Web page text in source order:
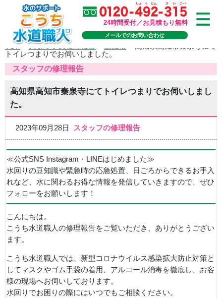
24時間受付／お見積もり無料
メールでのお問い合わせ
TOP>スタッフの修理報告
トイレつまりでお伺いしました。
スタッフの修理報告
高知県高知市秦泉寺にてトイレつまりでお伺いしまし
た。
2023年09月28日 スタッフの修理報告
≪公式SNS Instagram・LINEはじめました≫
水回りの豆知識や緊急時の応急処置、日ごろからできるお手入
れなど、水に関わるお得な情報を発信していきますので、ぜひ
フォローをお願いします！
こんにちは。
こうち水道職人の修理報告をご覧いただき、ありがとうござい
ます。
こうち水道職人では、新型コロナウイルス感染拡大防止対策と
してマスクやゴム手袋の着用、アルコール消毒を徹底し、お客
様の現場へお伺いしております。
水回りでお困りの際にはいつでもご相談ください。